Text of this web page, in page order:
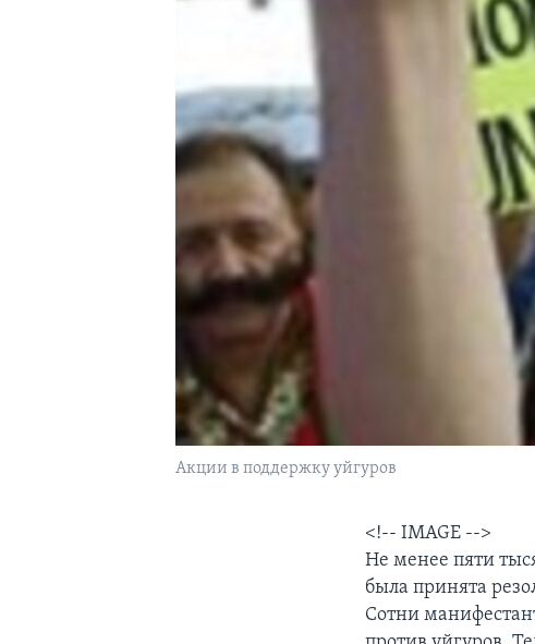
Акции в поддержку уйгуров
<!-- IMAGE -->
Не менее пяти
была принята
Сотни